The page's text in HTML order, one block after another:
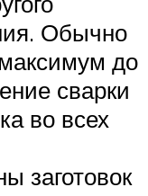
Обычно
до
сварки
во всех
заготовок